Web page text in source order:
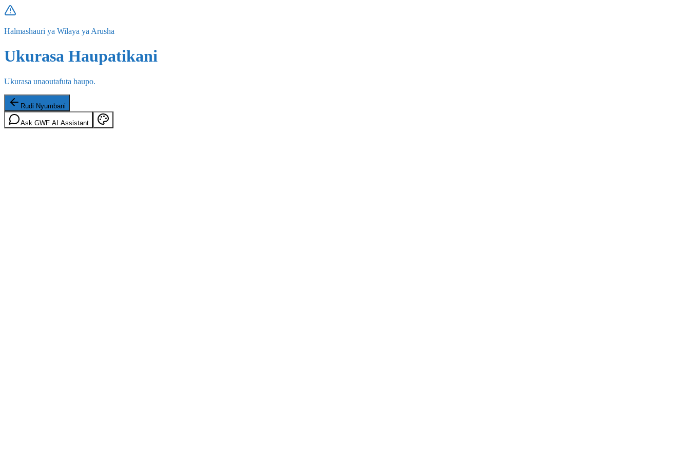
Halmashauri ya Wilaya ya Arusha
Ukurasa Haupatikani
Ukurasa unaoutafuta haupo.
Rudi Nyumbani
Ask GWF AI Assistant